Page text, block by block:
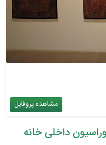
مشاهده پروفایل
داخلی خانه